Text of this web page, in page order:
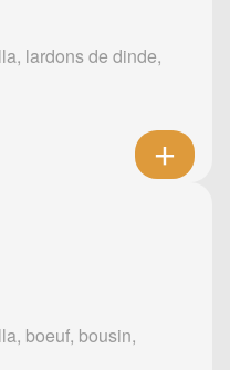
lardons de dinde,
boeuf, bousin,